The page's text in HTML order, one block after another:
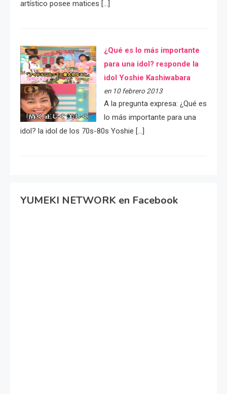
artístico posee matices […]
¿Qué es lo más importante
para una idol? responde la
idol Yoshie Kashiwabara
en 10 febrero 2013
A la pregunta expresa: ¿Qué es
lo más importante para una
idol? la idol de los 70s-80s Yoshie […]
YUMEKI NETWORK en Facebook